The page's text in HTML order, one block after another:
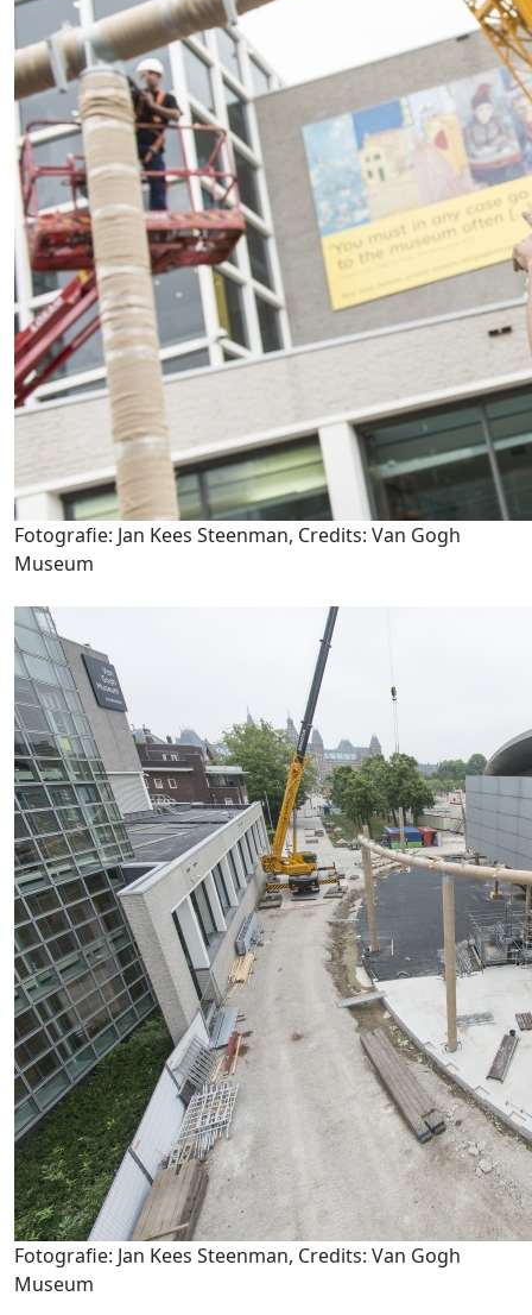
Fotografie: Jan Kees Steenman, Credits: Van Gogh
Museum
Fotografie: Jan Kees Steenman, Credits: Van Gogh
Museum